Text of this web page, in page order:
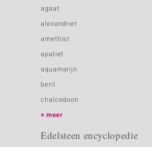
agaat
alexandriet
amethist
apatiet
aquamarijn
beril
chalcedoon
meer
Edelsteen encyclopedie